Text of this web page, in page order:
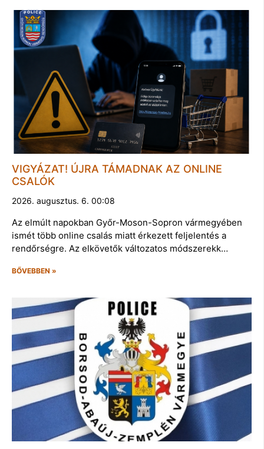
VIGYÁZAT! ÚJRA TÁMADNAK AZ ONLINE
CSALÓK
2026. augusztus. 6. 00:08
Az elmúlt napokban Győr-Moson-Sopron vármegyében
ismét több online csalás miatt érkezett feljelentés a
rendőrségre. Az elkövetők változatos módszerekk…
BŐVEBBEN »